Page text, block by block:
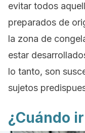
evitar todos
preparados de
la zona de
estar
lo tanto, son
sujetos
¿Cuándo